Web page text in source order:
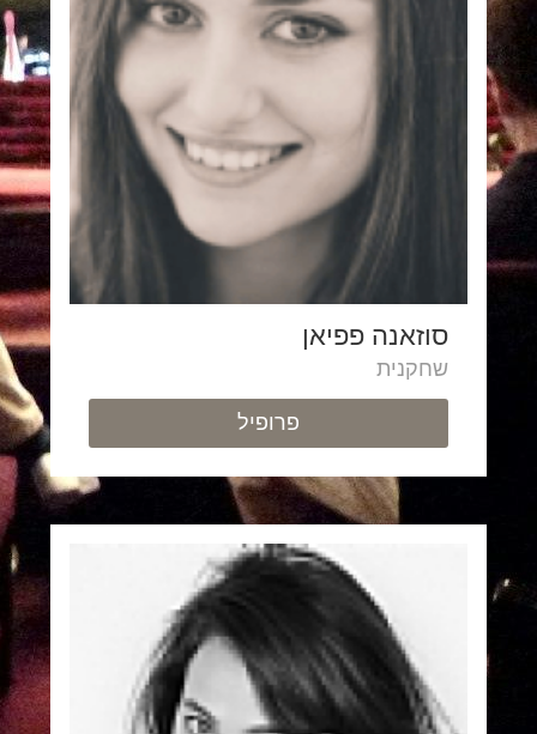
סוזאנה פפיאן
שחקנית
פרופיל